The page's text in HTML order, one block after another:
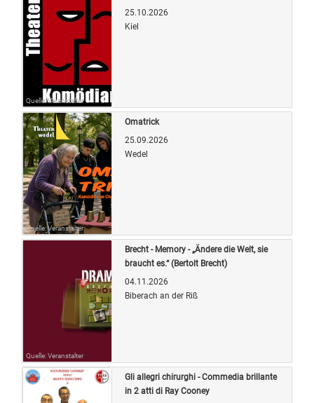
Quelle: Veranstalter
25.10.2026
Kiel
Quelle: Veranstalter
Omatrick
25.09.2026
Wedel
Quelle: Veranstalter
Brecht - Memory - „Ändere die Welt, sie
braucht es.“ (Bertolt Brecht)
04.11.2026
Biberach an der Riß
Gli allegri chirurghi - Commedia brillante
in 2 atti di Ray Cooney